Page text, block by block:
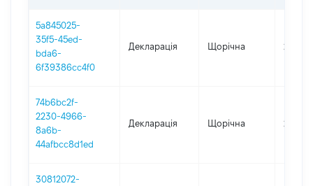
5a845025-
35f5-45ed-
bda6-
6f39386cc4f0
Декларація Щорічна 2025
74b6bc2f-
2230-4966-
8a6b-
44afbcc8d1ed
Декларація Щорічна 2024
30812072-